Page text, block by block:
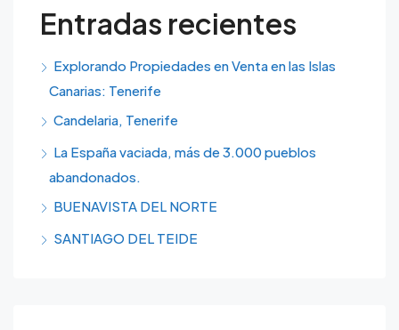
Entradas recientes
Explorando Propiedades en Venta en las Islas
Canarias: Tenerife
Candelaria, Tenerife
La España vaciada, más de 3.000 pueblos
abandonados.
BUENAVISTA DEL NORTE
SANTIAGO DEL TEIDE